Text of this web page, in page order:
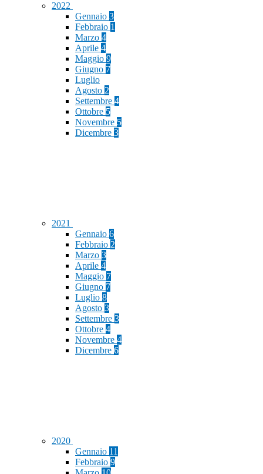
2022
Gennaio 3
Febbraio 1
Marzo 4
Aprile 4
Maggio 9
Giugno 7
Luglio
Agosto 2
Settembre 4
Ottobre 5
Novembre 5
Dicembre 3
2021
Gennaio 6
Febbraio 2
Marzo 3
Aprile 4
Maggio 7
Giugno 7
Luglio 8
Agosto 3
Settembre 3
Ottobre 4
Novembre 4
Dicembre 6
2020
Gennaio 11
Febbraio 9